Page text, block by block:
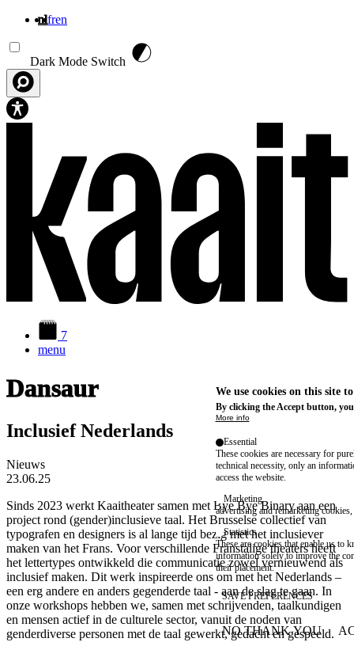
nlfren
Dark Mode Switch
7
menu
Dansaur
Inclusief Nederlands
Nieuws
23.06.25
Sinds 2023 werkt Kaaitheater samen met Bye Bye Binary aan een
project rond (gender)inclusieve taal. Het Brusselse collectief van
typografen en designers is al lange tijd bezig met het inclusiever
maken van het Frans. Voor verschillende Franstalige theaters heeft
het lettertypes ontwikkeld die communicatie zowel vernieuwend als
inclusief maken. Dit werk inspireerde ons om met het Nederlands –
een erg andere en anders gegenderde taal - aan de slag te gaan. In
onze workshops hebben we, samen met schrijvenden, taalkundigen
en mensen actief in de culturele sector, vanuit de noden van
genderdiverse personen met de taal gewerkt, gedacht en gespeeld.
We use cookies on this site
By clicking the Accept button,
More info
Essential
These cookies are necessary for
technical necessity, only an
access the website.
Marketing
advertising and remarketing cookies,
Statistics
These are cookies that enable us to
information solely to improve the
their placement.
SAVE PREFERENCES
NO THANK YOU
WITHDRAW